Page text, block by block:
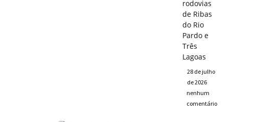
rodovias
de Ribas
do Rio
Pardo e
Três
Lagoas
28 de julho
de 2026
nenhum
comentário